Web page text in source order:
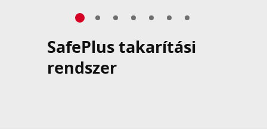
SafePlus takarítási
rendszer